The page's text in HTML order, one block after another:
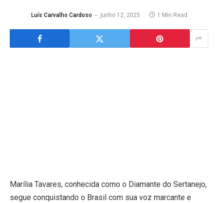
Luís Carvalho Cardoso junho 12, 2025 1 Min Read
Marília Tavares, conhecida como o Diamante do Sertanejo,
segue conquistando o Brasil com sua voz marcante e